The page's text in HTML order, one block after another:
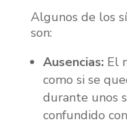
Algunos de los
son:
Ausencias: El
como si se
durante unos
confundido